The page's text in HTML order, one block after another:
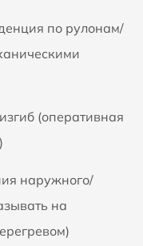
по рулонам/
(оперативная
наружного/
на